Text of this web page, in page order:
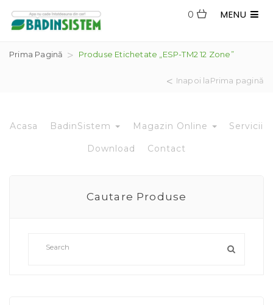
MENU
0
Prima Pagină Produse Etichetate „ESP-TM2 12 Zone”
Inapoi laPrima pagină
Acasa BadinSistem Magazin Online Servicii
Download Contact
Cautare Produse